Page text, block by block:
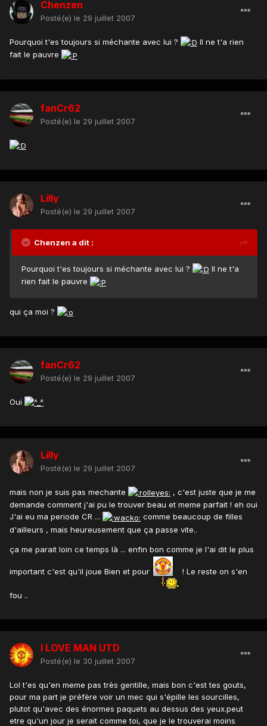
Chenzen
Posté(e) le 29 juillet 2007
Pourquoi t'es toujours si méchante avec lui ?
Il ne t'a rien
fait le pauvre
fanCr62
Posté(e) le 29 juillet 2007
Lilly
Posté(e) le 29 juillet 2007
Chenzen a dit :
Pourquoi t'es toujours si méchante avec lui ?
Il ne t'a
rien fait le pauvre
qui ça moi ?
fanCr62
Posté(e) le 29 juillet 2007
Oui
Lilly
Posté(e) le 29 juillet 2007
mais non je suis pas mechante
, c'est juste que je me
demande comment j'ai pu le trouver beau et meme parfait ! eh oui
J'ai eu ma periode CR ...
comme beaucoup de filles
d'ailleurs , mais heureusement que ça passe vite..
ça me parait loin ce temps là ... enfin bon comme je l'ai dit le plus
important c'est qu'il joue Bien et pour ! Le reste on s'en
fou ..
I LOVE MAN UTD
Posté(e) le 30 juillet 2007
Lol t'es qu'en meme pas très gentille, mais bon c'est tes gouts,
pour ma part je préfère voir un mec qui s'épille les sourcilles,
plutot qu'avec des énormes paquets au dessus des yeux.peut
etre qu'un jour je serait comme toi, que je le trouverai moins